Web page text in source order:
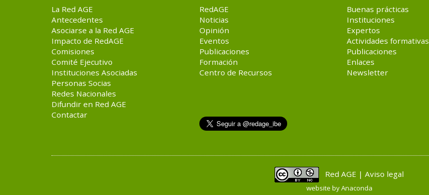
La Red AGE
Antecedentes
Asociarse a la Red AGE
Impacto de RedAGE
Comisiones
Comité Ejecutivo
Instituciones Asociadas
Personas Socias
Redes Nacionales
Difundir en Red AGE
Contactar
RedAGE
Noticias
Opinión
Eventos
Publicaciones
Formación
Centro de Recursos
Buenas prácticas
Instituciones
Expertos
Actividades formativas
Publicaciones
Enlaces
Newsletter
Red AGE | Aviso legal
website byAnaconda